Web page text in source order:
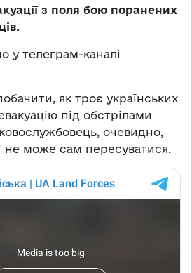
з поля бою поранених
у телеграм-каналі
як троє українських
під обстрілами
очевидно,
не може сам пересуватися.